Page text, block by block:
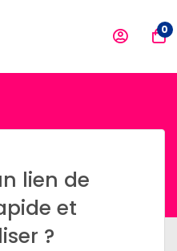
0
lien de
et
?